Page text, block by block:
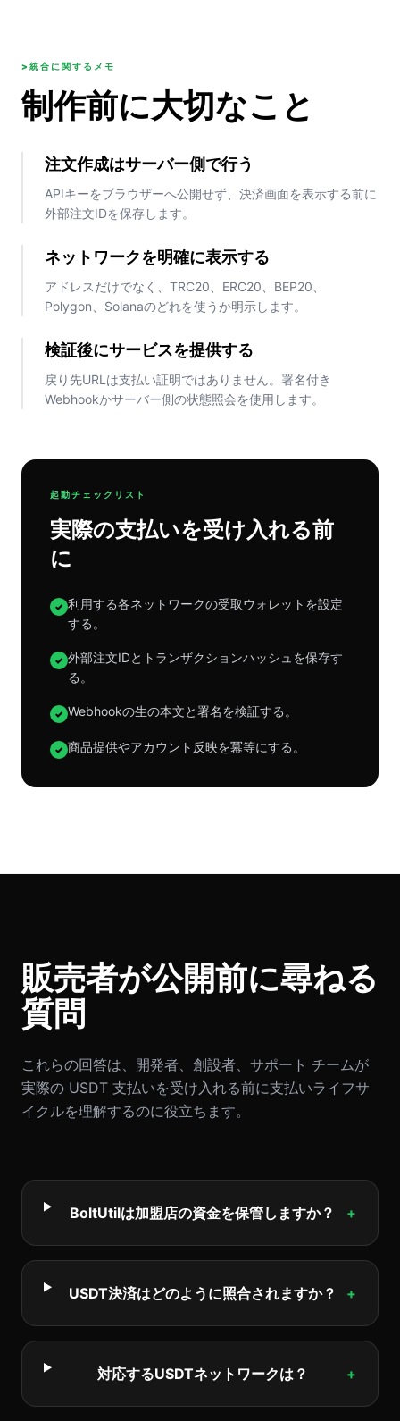
>統合に関するメモ
制作前に大切なこと
注文作成はサーバー側で行う
APIキーをブラウザーへ公開せず、決済画面を表示する前に
外部注文IDを保存します。
ネットワークを明確に表示する
アドレスだけでなく、TRC20、ERC20、BEP20、
Polygon、Solanaのどれを使うか明示します。
検証後にサービスを提供する
戻り先URLは支払い証明ではありません。署名付き
Webhookかサーバー側の状態照会を使用します。
起動チェックリスト
実際の支払いを受け入れる前
に
✓ 利用する各ネットワークの受取ウォレットを設定
する。
✓ 外部注文IDとトランザクションハッシュを保存す
る。
✓ Webhookの生の本文と署名を検証する。
✓ 商品提供やアカウント反映を冪等にする。
販売者が公開前に尋ねる
質問
これらの回答は、開発者、創設者、サポート チームが
実際の USDT 支払いを受け入れる前に支払いライフサ
イクルを理解するのに役立ちます。
BoltUtilは加盟店の資金を保管しますか？ +
USDT決済はどのように照合されますか？ +
対応するUSDTネットワークは？ +